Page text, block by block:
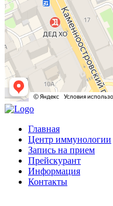
Главная
Центр иммунологии
Запись на прием
Прейскурант
Информация
Контакты